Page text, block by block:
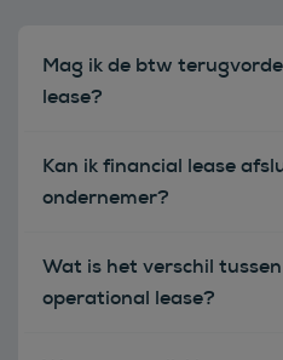
Mag ik de btw
lease?
Kan ik financial lease
ondernemer?
Wat is het verschil
operational lease?